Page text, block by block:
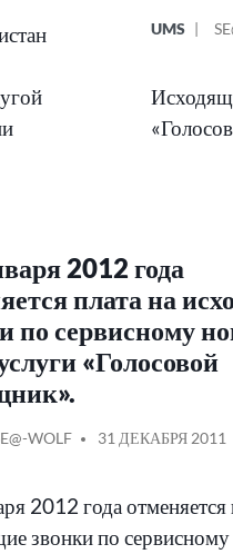
UMS
2012 года
плата на
по сервисному
«Голосовой
WOLF 31 ДЕКАБРЯ 2011
2012 года отменяется
звонки по